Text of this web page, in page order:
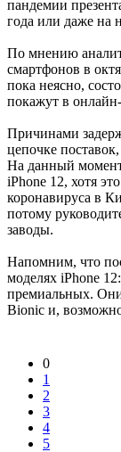
пандемии
года или даже на
По мнению
смартфонов в
пока неясно,
покажут в
Причинами
цепочке
На данный момент
iPhone 12, хотя
коронавируса в
потому
заводы.
Напомним, что
моделях iPhone
премиальных.
Bionic и,
0
1
2
3
4
5